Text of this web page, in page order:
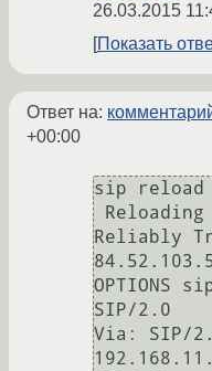
26.03.2015
Показать
Ответ на:
+00:00
sip reload
Reliably
OPTIONS
SIP/2.0
Via: SIP/